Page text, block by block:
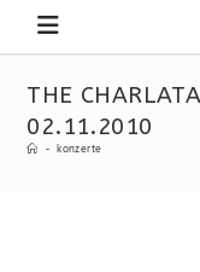
THE
02.11.2010
- konzerte